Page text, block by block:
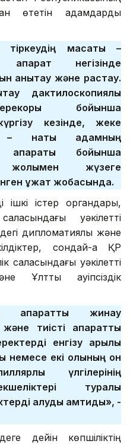
өтетін адамдарды
тіркеудің мақсаты –
ақпарат негізінде
анықтау және растау.
дактилоскопиялық
бойынша
кезінде, жеке
нақты адамның
ақпараты бойынша
жолымен жүзеге
құжат жобасында.
ішкі істер органдары,
уәкілетті
дипломатиялық және
сондай-ақ ҚР
саласындағы уәкілетті
Ұлттық қауіпсіздік
ақпаратты жинау
тиісті ақпараттық
енгізу арқылы
немесе екі қолының он
үлгілерінің
туралы
алуды қамтиды», -
дейін көпшіліктің